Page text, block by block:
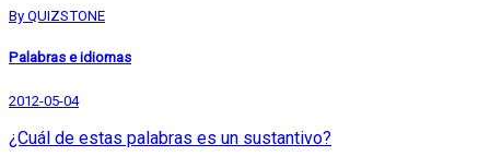
By QUIZSTONE
Palabras e idiomas
2012-05-04
¿Cuál de estas palabras es un sustantivo?